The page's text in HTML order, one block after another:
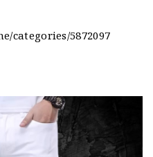
categories/5872097